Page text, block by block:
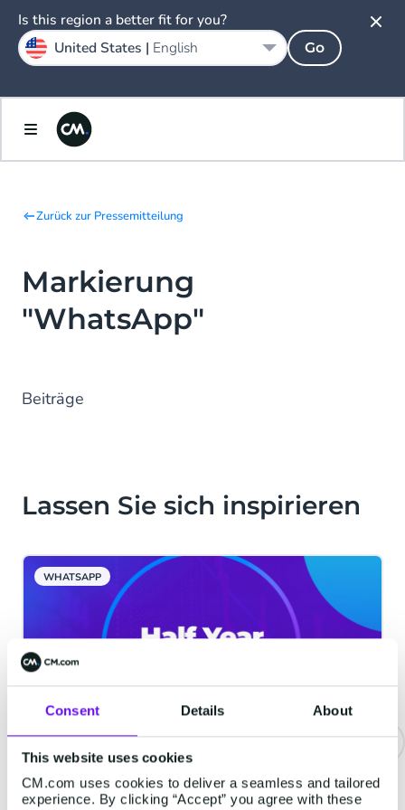
Consent Details About
This website uses cookies
CM.com uses cookies to deliver a seamless and tailored
experience. By clicking “Accept” you agree with these
Zurück zur Pressemitteilung
Markierung
"WhatsApp"
Beiträge
Lassen Sie sich inspirieren
WHATSAPP
CM.com verzeichnet 30 %
Wachstum gegenüber dem
Is this region a better fit for you?
United States | English Go